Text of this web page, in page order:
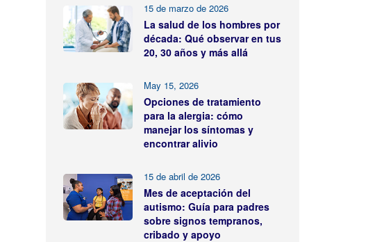
15 de marzo de 2026
La salud de los hombres por
década: Qué observar en tus
20, 30 años y más allá
May 15, 2026
Opciones de tratamiento
para la alergia: cómo
manejar los síntomas y
encontrar alivio
15 de abril de 2026
Mes de aceptación del
autismo: Guía para padres
sobre signos tempranos,
cribado y apoyo